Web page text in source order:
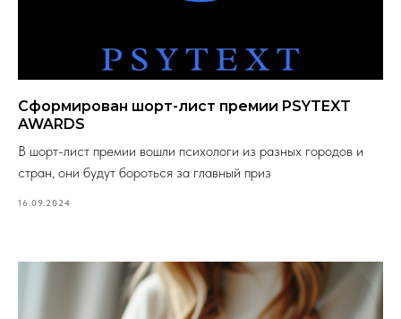
Сформирован шорт-лист премии PSYTEXT
AWARDS
В шорт-лист премии вошли психологи из разных городов и
стран, они будут бороться за главный приз
16.09.2024